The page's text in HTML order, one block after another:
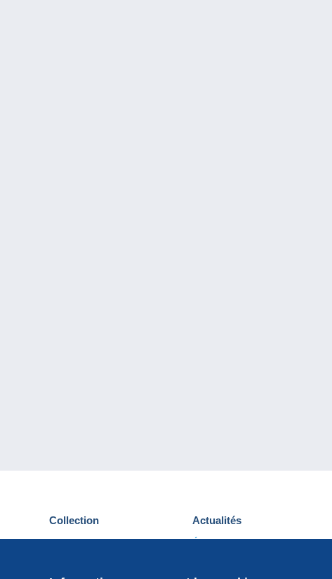
Collection
Cartes postales
Actualités
Événements Delcampe